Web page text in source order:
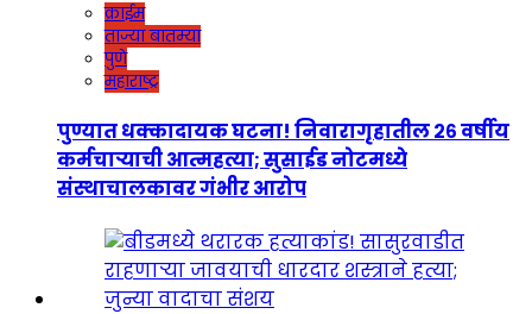
क्राईम
ताज्या बातम्या
पुणे
महाराष्ट्र
पुण्यात धक्कादायक घटना! निवारागृहातील २६ वर्षीय
कर्मचाऱ्याची आत्महत्या; सुसाईड नोटमध्ये
संस्थाचालकावर गंभीर आरोप